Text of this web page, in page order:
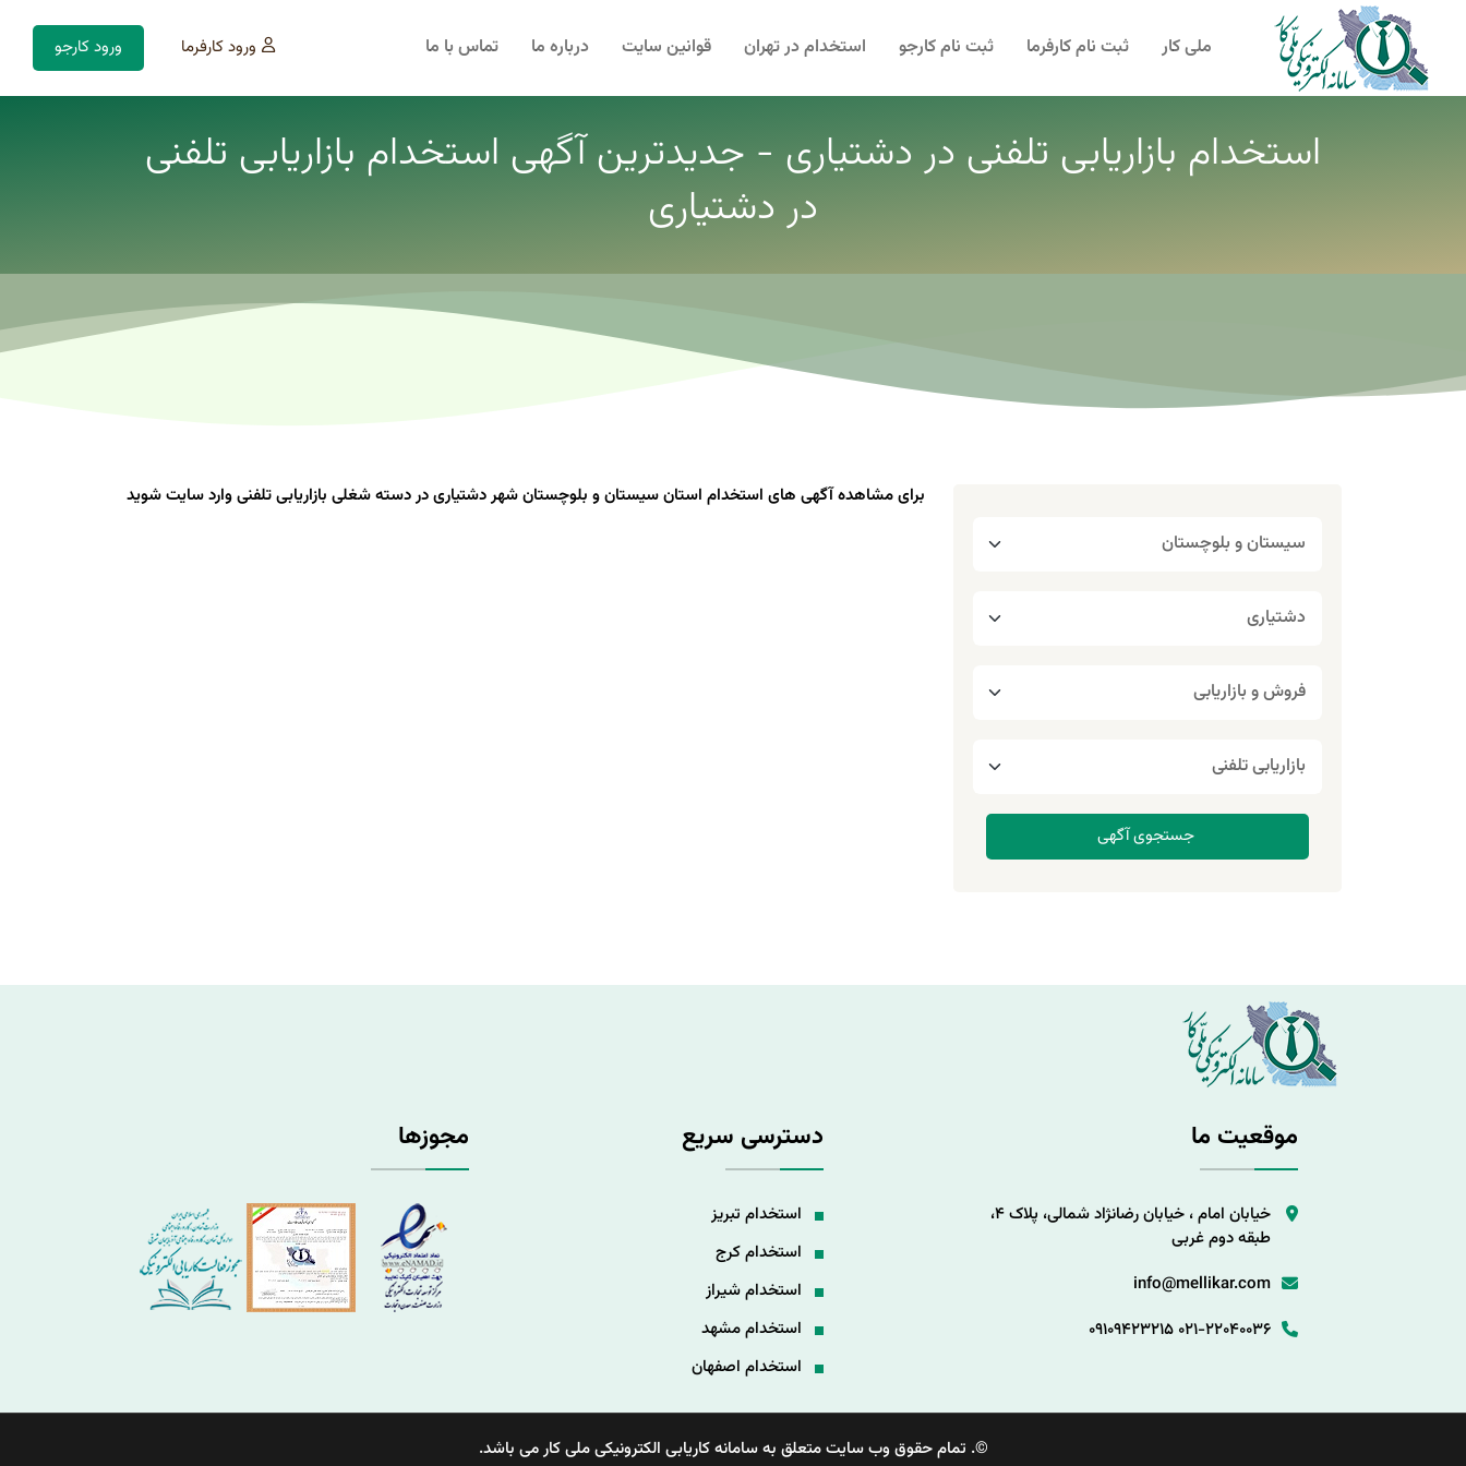
ملی کار ثبت نام کارفرما ثبت نام کارجو استخدام در تهران قوانین سایت درباره ما تماس با ما ورود کارفرما ورود کارجو
استخدام بازاریابی تلفنی در دشتیاری - جدیدترین آگهی استخدام بازاریابی تلفنی
در دشتیاری
برای مشاهده آگهی های استخدام استان سیستان و بلوچستان شهر دشتیاری در دسته شغلی بازاریابی تلفنی وارد سایت شوید
موقعیت ما
خیابان امام ، خیابان رضانژاد شمالی، پلاک 4،
طبقه دوم غربی
info@mellikar.com
021-22040036
09109423215
دسترسی سریع
استخدام تبریز
استخدام کرج
استخدام شیراز
استخدام مشهد
استخدام اصفهان
مجوزها
©. تمام حقوق وب سایت متعلق به سامانه کاریابی الکترونیکی ملی کار می باشد.